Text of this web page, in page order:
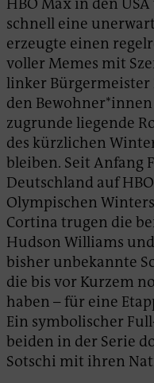
schnell eine
erzeugte einen
voller Memes mit
linker
den
zugrunde liegende
des kürzlichen
bleiben. Seit Anfang
Deutschland auf
Olympischen
Cortina trugen die
Hudson Williams
bisher unbekannte
die bis vor Kurzem
haben – für eine
Ein symbolischer
beiden in der Serie
Sotschi mit ihren